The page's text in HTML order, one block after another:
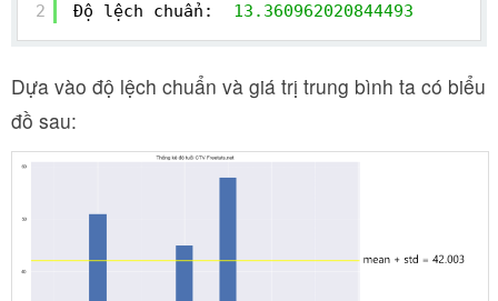
2
Độ lệch chuẩn: 13.360962020844493
Dựa vào độ lệch chuẩn và giá trị trung bình ta có biểu
đồ sau: